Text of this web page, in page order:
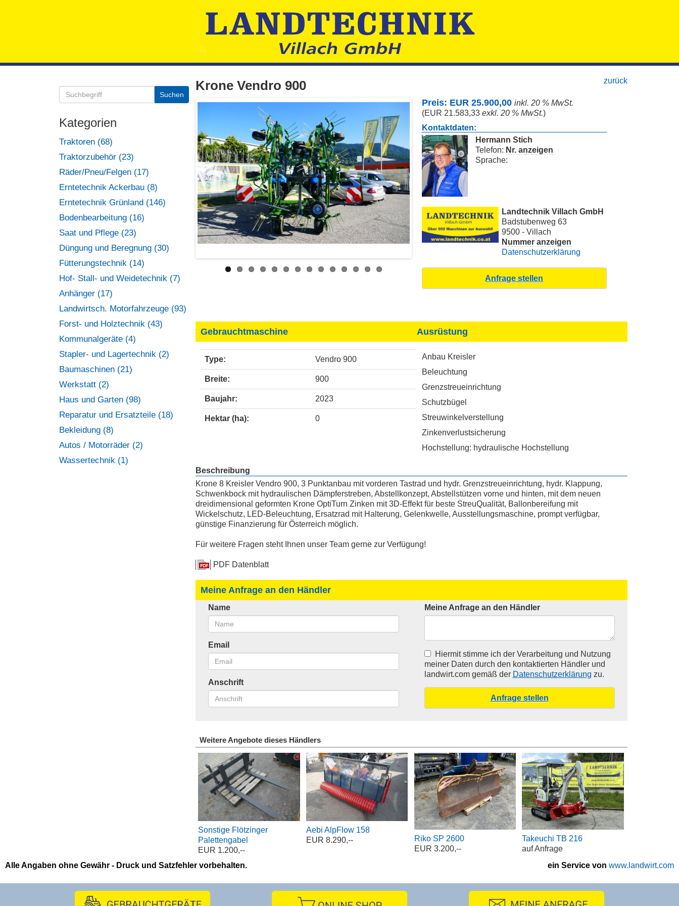
Kategorien
Traktoren (68)
Traktorzubehör (23)
Räder/Pneu/Felgen (17)
Erntetechnik Ackerbau (8)
Erntetechnik Grünland (146)
Bodenbearbeitung (16)
Saat und Pflege (23)
Düngung und Beregnung (30)
Fütterungstechnik (14)
Hof- Stall- und Weidetechnik (7)
Anhänger (17)
Landwirtsch. Motorfahrzeuge (93)
Forst- und Holztechnik (43)
Kommunalgeräte (4)
Stapler- und Lagertechnik (2)
Baumaschinen (21)
Werkstatt (2)
Haus und Garten (98)
Reparatur und Ersatzteile (18)
Bekleidung (8)
Autos / Motorräder (2)
Wassertechnik (1)
Krone Vendro 900 zurück
Preis: EUR 25.900,00 inkl. 20 % MwSt.
(EUR 21.583,33 exkl. 20 % MwSt.)
Kontaktdaten:
Hermann Stich
Telefon: Nr. anzeigen
Sprache:
Landtechnik Villach GmbH
Badstubenweg 63
9500 - Villach
Nummer anzeigen
Datenschutzerklärung
Gebrauchtmaschine
Type: Vendro 900
Breite: 900
Baujahr: 2023
Hektar (ha): 0
Ausrüstung
Anbau Kreisler
Beleuchtung
Grenzstreueinrichtung
Schutzbügel
Streuwinkelverstellung
Zinkenverlustsicherung
Hochstellung: hydraulische Hochstellung
Beschreibung
Krone 8 Kreisler Vendro 900, 3 Punktanbau mit vorderen Tastrad und hydr. Grenzstreueinrichtung, hydr. Klappung,
Schwenkbock mit hydraulischen Dämpferstreben, Abstellkonzept, Abstellstützen vorne und hinten, mit dem neuen
dreidimensional geformten Krone OptiTurn Zinken mit 3D-Effekt für beste StreuQualität, Ballonbereifung mit
Wickelschutz, LED-Beleuchtung, Ersatzrad mit Halterung, Gelenkwelle, Ausstellungsmaschine, prompt verfügbar,
günstige Finanzierung für Österreich möglich.
Für weitere Fragen steht Ihnen unser Team gerne zur Verfügung!
PDF Datenblatt
Meine Anfrage an den Händler
Name
Email
Anschrift
Meine Anfrage an den Händler
Hiermit stimme ich der Verarbeitung und Nutzung
meiner Daten durch den kontaktierten Händler und
landwirt.com gemäß der Datenschutzerklärung zu.
Weitere Angebote dieses Händlers
Sonstige Flötzinger
Palettengabel
EUR 1.200,--
Aebi AlpFlow 158
EUR 8.290,--
Riko SP 2600
EUR 3.200,--
Takeuchi TB 216
auf Anfrage
Alle Angaben ohne Gewähr - Druck und Satzfehler vorbehalten.
ein Service von www.landwirt.com